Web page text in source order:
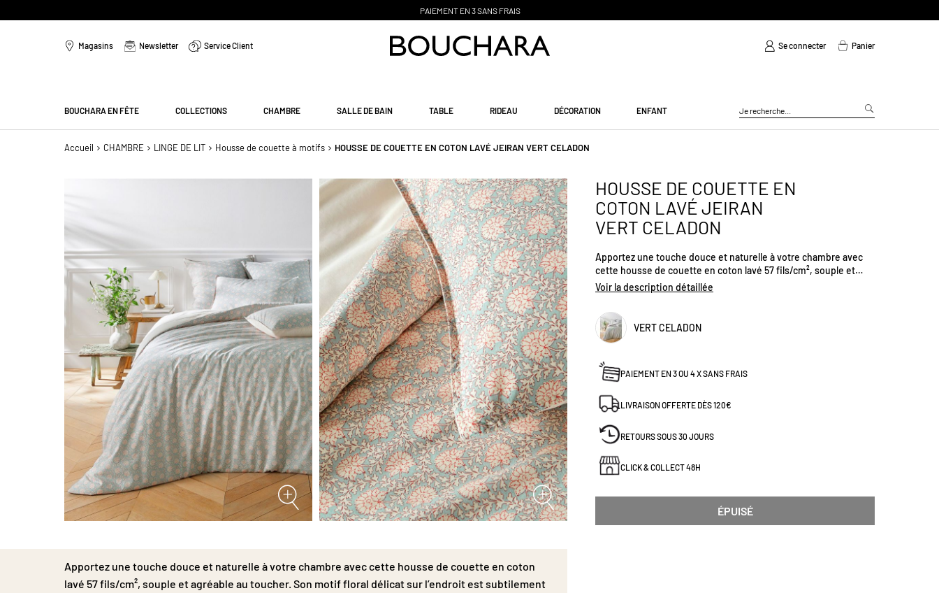
PAIEMENT EN 3 SANS FRAIS
Magasins Newsletter Service Client Se connecter Panier
BOUCHARA EN FÊTE COLLECTIONS CHAMBRE SALLE DE BAIN TABLE RIDEAU DÉCORATION ENFANT
Accueil CHAMBRE LINGE DE LIT Housse de couette à motifs HOUSSE DE COUETTE EN COTON LAVÉ JEIRAN VERT CELADON
fin
de
la
galerie
d’images
de
la
HOUSSE DE COUETTE EN
COTON LAVÉ JEIRAN
VERT CELADON
Apportez une touche douce et naturelle à votre chambre avec
cette housse de couette en coton lavé 57 fils/cm², souple et
agréable au toucher. Son motif floral délicat sur l’endroit est
subtilement équilibré par un revers uni écru, pour un rendu à la
fois frais et intemporel. La finition forme bouteille assure un
maintien optimal de la couette tout au long de la nuit. Produit
certifié OEKO-TEX®. Disponible en plusieurs dimensions.
Voir la description détaillée
VERT CELADON
PAIEMENT EN 3 OU 4 X SANS FRAIS
LIVRAISON OFFERTE DÈS 120€
RETOURS SOUS 30 JOURS
CLICK & COLLECT 48H
ÉPUISÉ
Apportez une touche douce et naturelle à votre chambre avec cette housse de couette en coton
lavé 57 fils/cm², souple et agréable au toucher. Son motif floral délicat sur l’endroit est subtilement